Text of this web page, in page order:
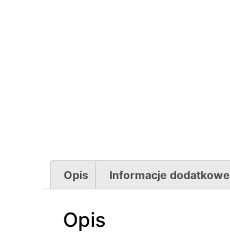
Opis Informacje dodatkowe
Opis